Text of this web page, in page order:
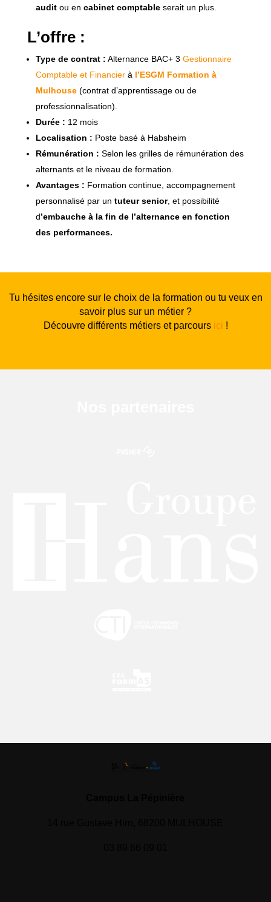
audit ou en cabinet comptableserait un plus.
L’offre :
Type de contrat : Alternance BAC+ 3 Gestionnaire
Comptable et Financierà l’ESGM Formation à
Mulhouse(contrat d’apprentissage ou de
professionnalisation).
Durée : 12 mois
Localisation : Poste basé à Habsheim
Rémunération : Selon les grilles de rémunération des
alternants et le niveau de formation.
Avantages : Formation continue, accompagnement
personnalisé par un tuteur senior, et possibilité
d’embauche à la fin de l’alternance en fonction
des performances.
Tu hésites encore sur le choix de la formation ou tu veux en
savoir plus sur un métier ?
Découvre différents métiers et parcours ici !